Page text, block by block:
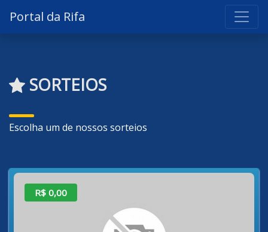
Portal da Rifa
SORTEIOS
Escolha um de nossos sorteios
R$ 0,00